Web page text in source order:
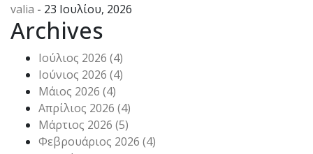
valia - 23 Ιουλίου, 2026
Archives
Ιούλιος 2026 (4)
Ιούνιος 2026 (4)
Μάιος 2026 (4)
Απρίλιος 2026 (4)
Μάρτιος 2026 (5)
Φεβρουάριος 2026 (4)